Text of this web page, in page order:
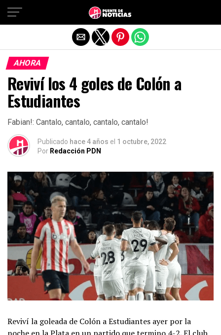
AHORA
Reviví los 4 goles de Colón a
Estudiantes
Fabian!: Cantalo, cantalo, cantalo, cantalo!
Publicado hace 4 años el 1 octubre, 2022
Por Redacción PDN
Reviví la goleada de Colón a Estudiantes ayer por la
Salir de la versión móvil